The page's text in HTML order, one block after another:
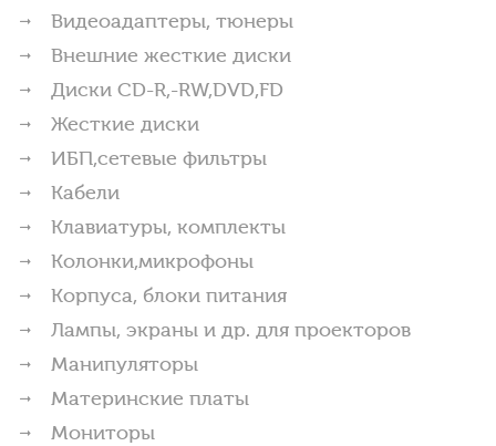
Видеоадаптеры, тюнеры
Внешние жесткие диски
Диски CD-R,-RW,DVD,FD
Жесткие диски
ИБП,сетевые фильтры
Кабели
Клавиатуры, комплекты
Колонки,микрофоны
Корпуса, блоки питания
Лампы, экраны и др. для проекторов
Манипуляторы
Материнские платы
Мониторы